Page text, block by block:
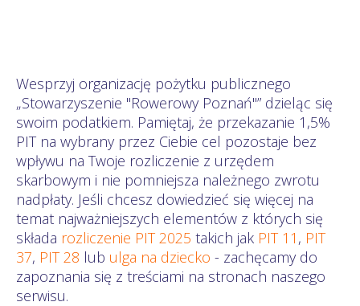
Wesprzyj organizację pożytku publicznego
„Stowarzyszenie "Rowerowy Poznań"” dzieląc się
swoim podatkiem. Pamiętaj, że przekazanie 1,5%
PIT na wybrany przez Ciebie cel pozostaje bez
wpływu na Twoje rozliczenie z urzędem
skarbowym i nie pomniejsza należnego zwrotu
nadpłaty. Jeśli chcesz dowiedzieć się więcej na
temat najważniejszych elementów z których się
składa rozliczenie PIT 2025 takich jak PIT 11 , PIT
37, PIT 28 lub ulga na dziecko - zachęcamy do
zapoznania się z treściami na stronach naszego
serwisu.